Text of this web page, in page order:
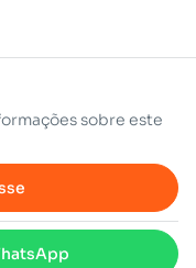
sobre este